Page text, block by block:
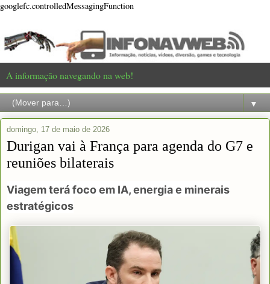
googlefc.controlledMessagingFunction
A informação navegando na web!
▼
domingo, 17 de maio de 2026
Durigan vai à França para agenda do G7 e
reuniões bilaterais
Viagem terá foco em IA, energia e minerais
estratégicos